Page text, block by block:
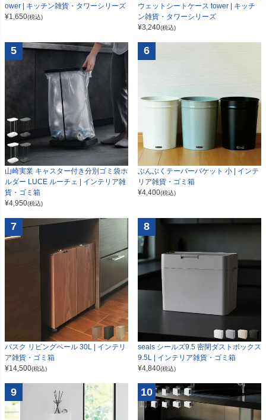
ower | キッチン雑貨・タワーシリーズ
¥1,650(税込)
ウェットシートケース tower | キッチ
ン雑貨・タワーシリーズ
¥3,240(税込)
5
山崎実業 キャスター付き分別ゴミ袋ホ
ルダー LUCE ルーチェ | インテリア雑
貨・ゴミ箱
¥4,950(税込)
6
ぶんぶくテーパーバケット 小 | インテ
リア雑貨・ゴミ箱
¥4,400(税込)
7
バスク リビングペール 30L | インテリ
ア雑貨・ゴミ箱
¥14,500(税込)
8
seals シールズ9.5 密閉ダストボックス
9.5L | インテリア雑貨・ゴミ箱
¥4,840(税込)
9 10